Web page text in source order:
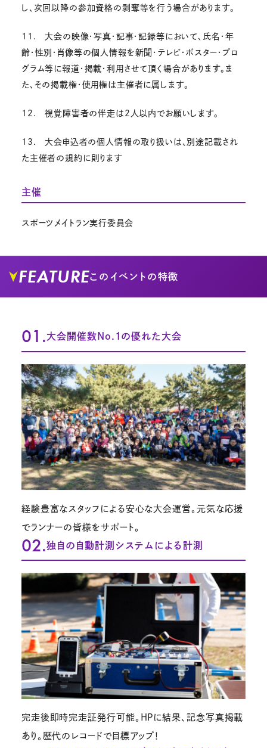
し、次回以降の参加資格の剥奪等を行う場合があります。
11. 大会の映像・写真・記事・記録等において、氏名・年
齢・性別・肖像等の個人情報を新聞・テレビ・ポスター・プロ
グラム等に報道・掲載・利用させて頂く場合があります。ま
た、その掲載権・使用権は主催者に属します。
12. 視覚障害者の伴走は2人以内でお願いします。
13. 大会申込者の個人情報の取り扱いは、別途記載され
た主催者の規約に則ります
主催
スポーツメイトラン実行委員会
FEATUREこのイベントの特徴
01.大会開催数No.1の優れた大会
経験豊富なスタッフによる安心な大会運営。元気な応援
でランナーの皆様をサポート。
02.独自の自動計測システムによる計測
完走後即時完走証発行可能。HPに結果、記念写真掲載
あり。歴代のレコードで目標アップ！